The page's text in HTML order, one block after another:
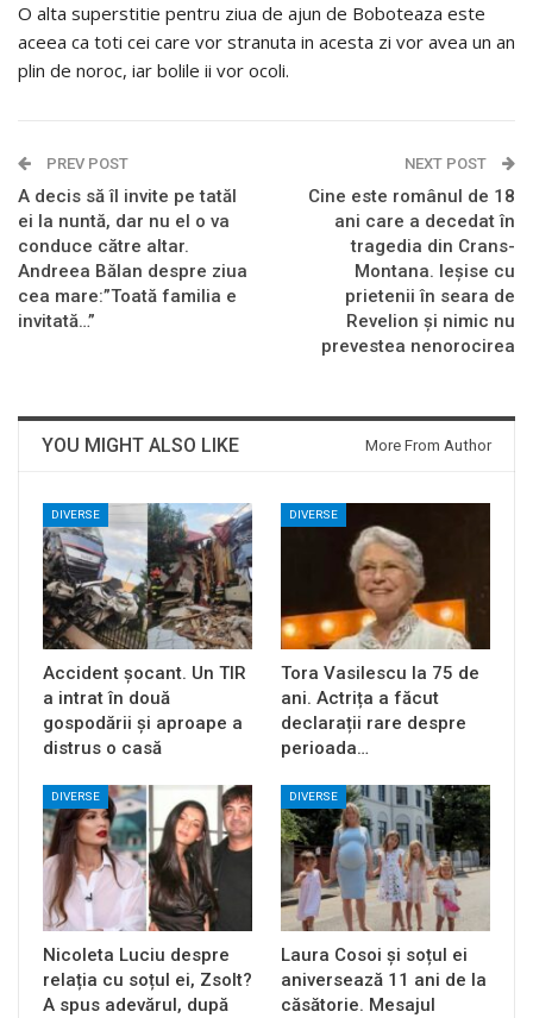
O alta superstitie pentru ziua de ajun de Boboteaza este
aceea ca toti cei care vor stranuta in acesta zi vor avea un an
plin de noroc, iar bolile ii vor ocoli.
PREV POST
A decis să îl invite pe tatăl
ei la nuntă, dar nu el o va
conduce către altar.
Andreea Bălan despre ziua
cea mare:”Toată familia e
invitată…”
NEXT POST
Cine este românul de 18
ani care a decedat în
tragedia din Crans-
Montana. Ieșise cu
prietenii în seara de
Revelion și nimic nu
prevestea nenorocirea
YOU MIGHT ALSO LIKE More From Author
DIVERSE
Accident șocant. Un TIR
a intrat în două
gospodării și aproape a
distrus o casă
DIVERSE
Tora Vasilescu la 75 de
ani. Actrița a făcut
declarații rare despre
perioada…
DIVERSE
Nicoleta Luciu despre
relația cu soțul ei, Zsolt?
A spus adevărul, după
DIVERSE
Laura Cosoi și soțul ei
aniversează 11 ani de la
căsătorie. Mesajul